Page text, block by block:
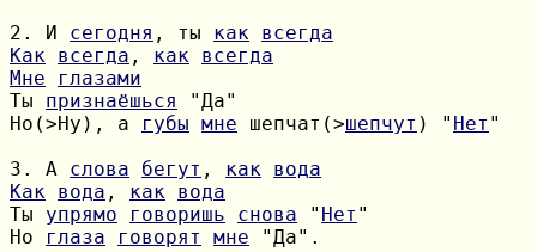
2. И сегодня , ты как всегда
Как всегда , как всегда
Мне
глазами
Ты признаёшься
Но(>Ну), а
губы мне шепчат(>шепчут ) " Нет "
3. А слова бегут , как вода
Как вода , как вода
Ты упрямо говоришь снова " Нет
Но
глаза говорят мне "Да".